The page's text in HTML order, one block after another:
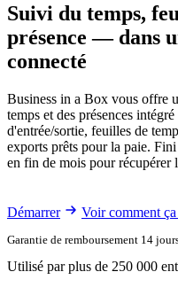
Suivi du temps,
présence — dans
connecté
Business in a Box vous offre
temps et des présences
d'entrée/sortie, feuilles de
exports prêts pour la paie.
en fin de mois pour récupérer
Démarrer Voir comment
Garantie de remboursement 14
Utilisé par plus de 250 000